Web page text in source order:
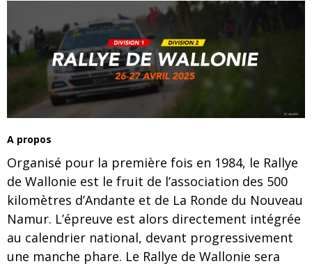
A propos​
Organisé pour la première fois en 1984, le Rallye
de Wallonie est le fruit de l’association des 500
kilomètres d’Andante et de La Ronde du Nouveau
Namur. L’épreuve est alors directement intégrée
au calendrier national, devant progressivement
une manche phare. Le Rallye de Wallonie sera